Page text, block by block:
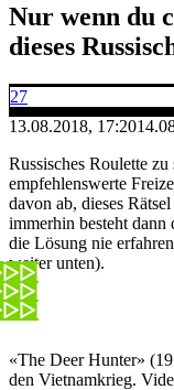
Nur wenn du
dieses
27
13.08.2018, 17:20
Russisches Roulette
empfehlenswerte
davon ab, dieses
immerhin besteht dann
die Lösung nie
weiter unten).
«The Deer Hunter»
den Vietnamkrieg.